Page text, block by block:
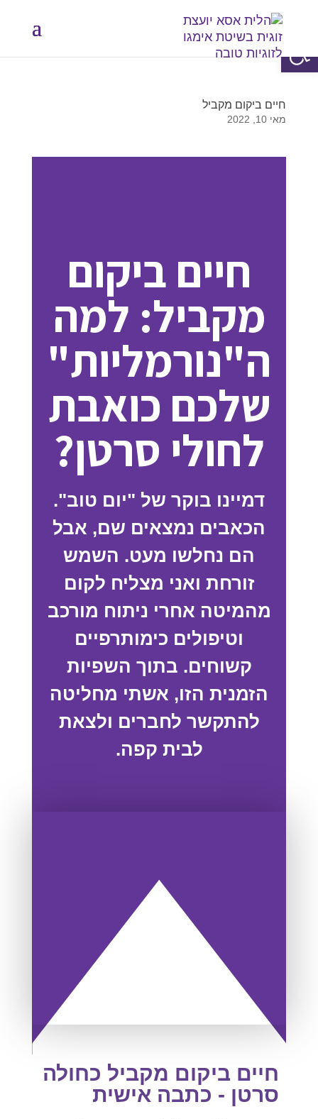
חיים ביקום מקביל
מאי 10, 2022
חיים ביקום
מקביל: למה
ה"נורמליות"
שלכם כואבת
לחולי סרטן?
דמיינו בוקר של "יום טוב".
הכאבים נמצאים שם, אבל
הם נחלשו מעט. השמש
זורחת ואני מצליח לקום
מהמיטה אחרי ניתוח מורכב
וטיפולים כימותרפיים
קשוחים. בתוך השפיות
הזמנית הזו, אשתי מחליטה
להתקשר לחברים ולצאת
לבית קפה.
חיים ביקום מקביל כחולה
סרטן - כתבה אישית
פתח סרגל נגישות